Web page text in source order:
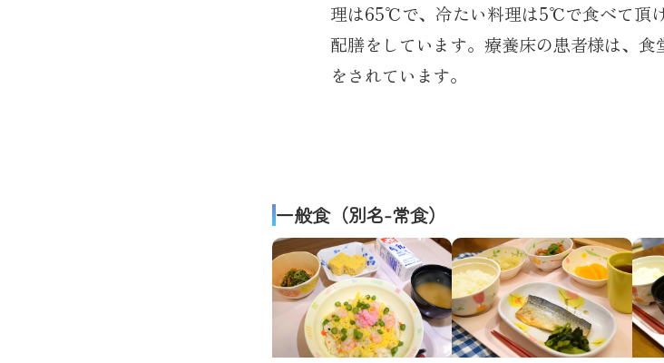
理は65℃で、冷たい料理は5℃で食べて頂
配膳をしています。療養床の患者様は、
をされています。
一般食（別名-常食）